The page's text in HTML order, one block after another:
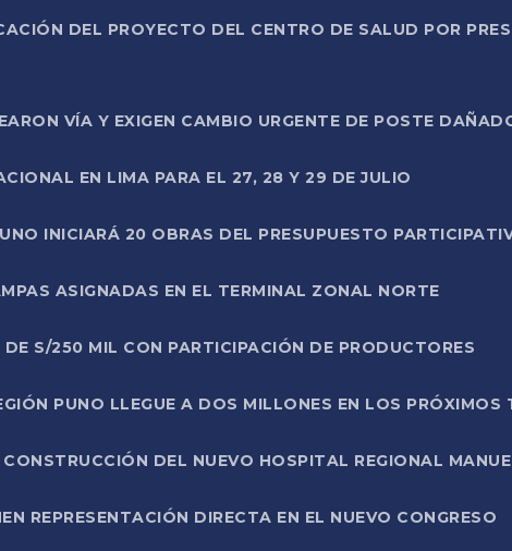
DEL PROYECTO DEL CENTRO DE SALUD POR
VÍA Y EXIGEN CAMBIO URGENTE DE POSTE
EN LIMA PARA EL 27, 28 Y 29 DE JULIO
INICIARÁ 20 OBRAS DEL PRESUPUESTO
ASIGNADAS EN EL TERMINAL ZONAL NORTE
S/250 MIL CON PARTICIPACIÓN DE PRODUCTORES
PUNO LLEGUE A DOS MILLONES EN LOS PRÓXIMOS
DEL NUEVO HOSPITAL REGIONAL
REPRESENTACIÓN DIRECTA EN EL NUEVO CONGRESO